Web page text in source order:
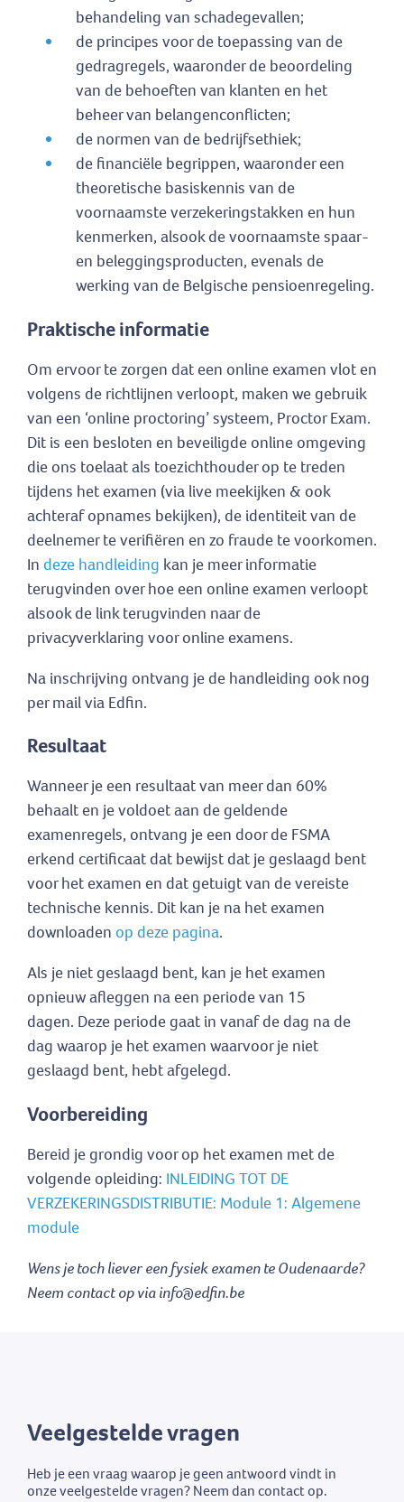
behandeling van schadegevallen;
de principes voor de toepassing van de
gedragregels, waaronder de beoordeling
van de behoeften van klanten en het
beheer van belangenconflicten;
de normen van de bedrijfsethiek;
de financiële begrippen, waaronder een
theoretische basiskennis van de
voornaamste verzekeringstakken en hun
kenmerken, alsook de voornaamste spaar-
en beleggingsproducten, evenals de
werking van de Belgische pensioenregeling.
Praktische informatie
Om ervoor te zorgen dat een online examen vlot en
volgens de richtlijnen verloopt, maken we gebruik
van een ‘online proctoring’ systeem, Proctor Exam.
Dit is een besloten en beveiligde online omgeving
die ons toelaat als toezichthouder op te treden
tijdens het examen (via live meekijken & ook
achteraf opnames bekijken), de identiteit van de
deelnemer te verifiëren en zo fraude te voorkomen.
In deze handleiding kan je meer informatie
terugvinden over hoe een online examen verloopt
alsook de link terugvinden naar de
privacyverklaring voor online examens.
Na inschrijving ontvang je de handleiding ook nog
per mail via Edfin.
Resultaat
Wanneer je een resultaat van meer dan 60%
behaalt en je voldoet aan de geldende
examenregels, ontvang je een door de FSMA
erkend certificaat dat bewijst dat je geslaagd bent
voor het examen en dat getuigt van de vereiste
technische kennis. Dit kan je na het examen
downloaden op deze pagina.
Als je niet geslaagd bent, kan je het examen
opnieuw afleggen na een periode van 15
dagen. Deze periode gaat in vanaf de dag na de
dag waarop je het examen waarvoor je niet
geslaagd bent, hebt afgelegd.
Voorbereiding
Bereid je grondig voor op het examen met de
volgende opleiding: INLEIDING TOT DE
VERZEKERINGSDISTRIBUTIE: Module 1: Algemene
module
Wens je toch liever een fysiek examen te Oudenaarde?
Neem contact op via info@edfin.be
Veelgestelde vragen
Heb je een vraag waarop je geen antwoord vindt in
onze veelgestelde vragen? Neem dan contact op.